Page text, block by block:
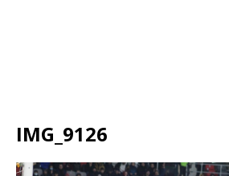
IMG_9126